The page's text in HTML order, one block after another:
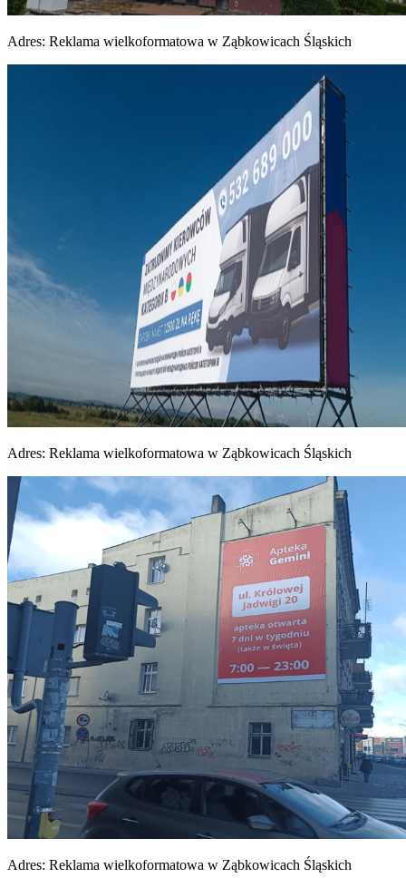
Adres: Reklama wielkoformatowa w Ząbkowicach Śląskich
Adres: Reklama wielkoformatowa w Ząbkowicach Śląskich
Adres: Reklama wielkoformatowa w Ząbkowicach Śląskich